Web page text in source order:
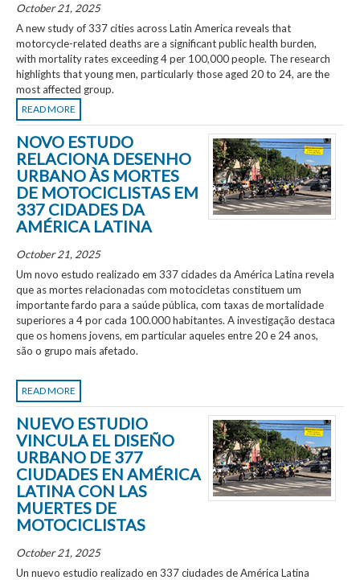
October 21, 2025
A new study of 337 cities across Latin America reveals that
motorcycle-related deaths are a significant public health burden,
with mortality rates exceeding 4 per 100,000 people. The research
highlights that young men, particularly those aged 20 to 24, are the
most affected group.
READ MORE
NOVO ESTUDO
RELACIONA DESENHO
URBANO ÀS MORTES
DE MOTOCICLISTAS EM
337 CIDADES DA
AMÉRICA LATINA
October 21, 2025
Um novo estudo realizado em 337 cidades da América Latina revela
que as mortes relacionadas com motocicletas constituem um
importante fardo para a saúde pública, com taxas de mortalidade
superiores a 4 por cada 100.000 habitantes. A investigação destaca
que os homens jovens, em particular aqueles entre 20 e 24 anos,
são o grupo mais afetado.
READ MORE
NUEVO ESTUDIO
VINCULA EL DISEÑO
URBANO DE 377
CIUDADES EN AMÉRICA
LATINA CON LAS
MUERTES DE
MOTOCICLISTAS
October 21, 2025
Un nuevo estudio realizado en 337 ciudades de América Latina